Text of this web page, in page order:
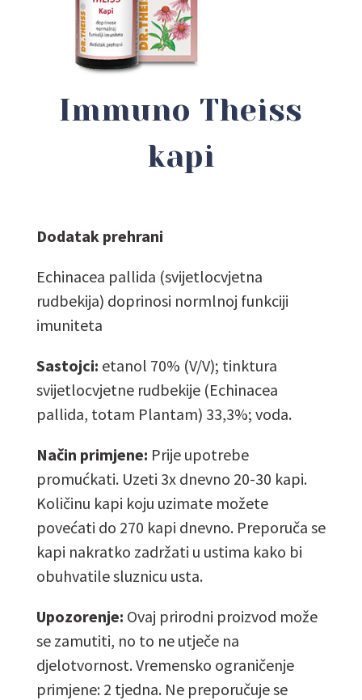
Immuno Theiss
kapi
Dodatak prehrani
Echinacea pallida (svijetlocvjetna
rudbekija) doprinosi normlnoj funkciji
imuniteta
Sastojci: etanol 70% (V/V); tinktura
svijetlocvjetne rudbekije (Echinacea
pallida, totam Plantam) 33,3%; voda.
Način primjene: Prije upotrebe
promućkati. Uzeti 3x dnevno 20-30 kapi.
Količinu kapi koju uzimate možete
povećati do 270 kapi dnevno. Preporuča se
kapi nakratko zadržati u ustima kako bi
obuhvatile sluznicu usta.
Upozorenje: Ovaj prirodni proizvod može
se zamutiti, no to ne utječe na
djelotvornost. Vremensko ograničenje
primjene: 2 tjedna. Ne preporučuje se